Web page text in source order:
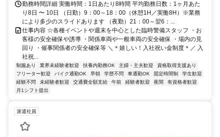
勤務時間詳細 実働時間：1日あたり8時間 平均勤務日数：1ヶ月あた
り8日 〜 10日 （日勤）9：00～18：00（休憩1H／実働8H）※業務
により多少のスライドあります （夜勤）21：00～翌6：...
仕事内容 ☆各種イベントや週末を中心とした臨時警備スタッフ ・お
客様の安全確保や誘導 ・関係車両や一般車両の安全確保 ・場内の見
回り ・催事関係者の安全確保等 ＼＊嬉しい！入社祝い金制度＊／ 入
社祝...
制服あり 業界未経験者歓迎 扶養内勤務OK 主婦・主夫歓迎
資格取得支援あり
フリーター歓迎
バイク通勤OK 早朝 学歴不問 車通勤OK 固定時間制
学生歓迎
経験不問
未経験者歓迎 交通費全額支給 午前 経験者歓迎 夜間
有資格者歓迎
月1シフト提出
派遣社員